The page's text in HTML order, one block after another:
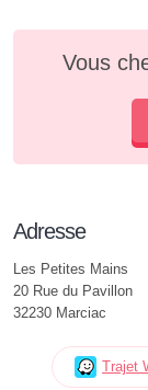
Vous
Adresse
Les Petites Mains
20 Rue du Pavillon
32230 Marciac
Trajet